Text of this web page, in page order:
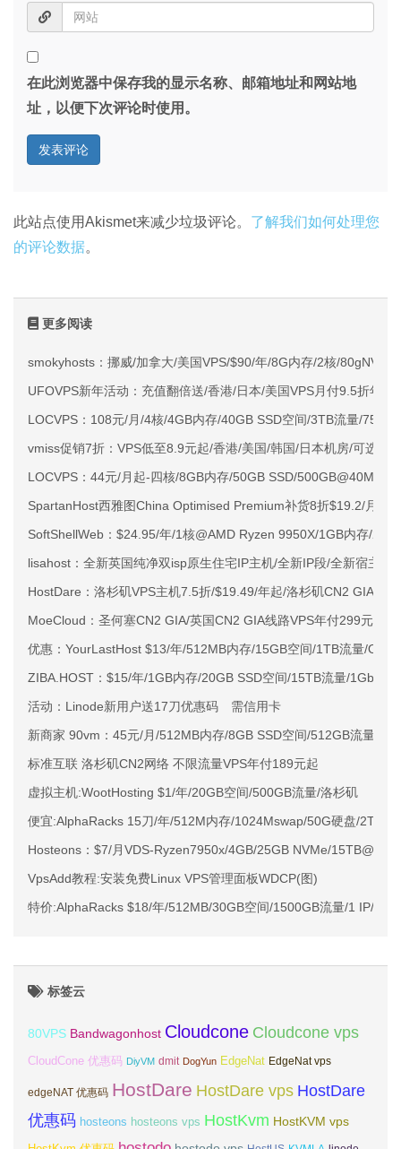
在此浏览器中保存我的显示名称、邮箱地址和网站地
址，以便下次评论时使用。
此站点使用Akismet来减少垃圾评论。 了解我们如何处理您
的评论数据。
更多阅读
smokyhosts：挪威/加拿大/美国VPS/$90/年/8G内存/2核/
UFOVPS新年活动：充值翻倍送/香港/日本/美国VPS月付9.5折年
LOCVPS：108元/月/4核/4GB内存/40GB SSD空间/3TB流量/
vmiss促销7折：VPS低至8.9元起/香港/美国/韩国/日本机房/可选
LOCVPS：44元/月起-四核/8GB内存/50GB SSD/
SpartanHost西雅图China Optimised Premium补货8折$19.2/月起
SoftShellWeb：$24.95/年/1核@AMD Ryzen 9950X/1GB内存/
lisahost：全新英国纯净双isp原生住宅IP主机/全新IP段/全新宿主机
HostDare：洛杉矶VPS主机7.5折/$19.49/年起/洛杉矶CN2 GIA/日
MoeCloud：圣何塞CN2 GIA/英国CN2 GIA线路VPS年付299元起
优惠：YourLastHost $13/年/512MB内存/15GB空间/1TB流量/OVZ/
ZIBA.HOST：$15/年/1GB内存/20GB SSD空间/15TB流量/1Gbps
活动：Linode新用户送17刀优惠码 需信用卡
新商家 90vm：45元/月/512MB内存/8GB SSD空间/512GB流量/
标准互联 洛杉矶CN2网络 不限流量VPS年付189元起
虚拟主机:WootHosting $1/年/20GB空间/500GB流量/洛杉矶
便宜:AlphaRacks 15刀/年/512M内存/1024Mswap/50G硬盘/2TB流
Hosteons：$7/月VDS-Ryzen7950x/4GB/25GB NVMe/
VpsAdd教程:安装免费Linux VPS管理面板WDCP(图)
特价:AlphaRacks $18/年/512MB/30GB空间/1500GB流量/1 IP/
标签云
80VPS Bandwagonhost Cloudcone Cloudcone vps
CloudCone 优惠码 DiyVM dmit DogYun EdgeNat EdgeNat vps
edgeNAT 优惠码 HostDare HostDare vps HostDare
优惠码 hosteons hosteons vps HostKvm HostKVM vps